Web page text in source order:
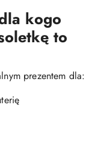
kogo
to
prezentem dla: